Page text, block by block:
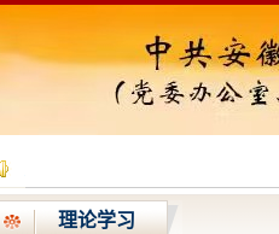
理论学习